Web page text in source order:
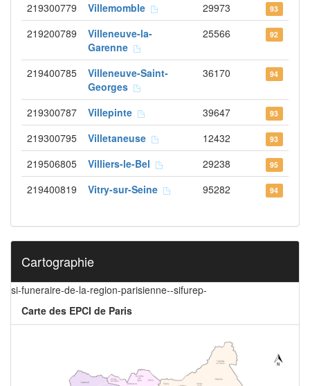
219300779 Villemomble 29973 93
219200789
Villeneuve-la-
Garenne
25566 92
219400785
Villeneuve-Saint-
Georges
36170 94
219300787 Villepinte 39647 93
219300795 Villetaneuse 12432 93
219506805 Villiers-le-Bel 29238 95
219400819 Vitry-sur-Seine 95282 94
Cartographie
si-funeraire-de-la-region-parisienne--sifurep-
Carte des EPCI de Paris